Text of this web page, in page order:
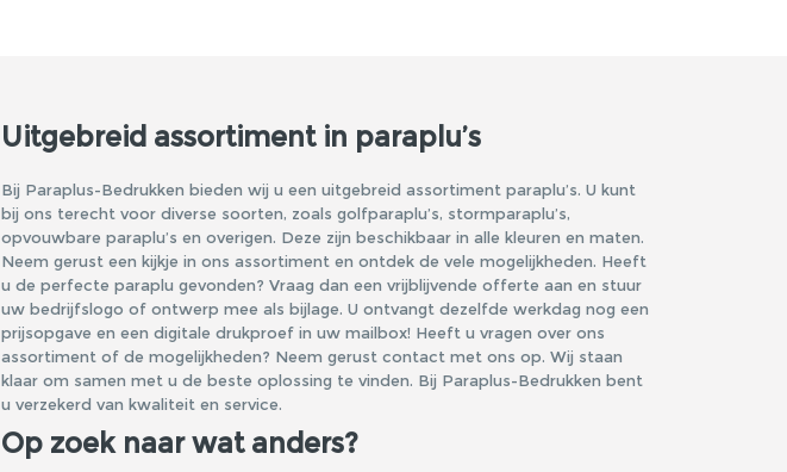
Uitgebreid assortiment in paraplu’s
Bij Paraplus-Bedrukken bieden wij u een uitgebreid assortiment paraplu’s. U kunt
bij ons terecht voor diverse soorten, zoals golfparaplu’s, stormparaplu’s,
opvouwbare paraplu’s en overigen. Deze zijn beschikbaar in alle kleuren en maten.
Neem gerust een kijkje in ons assortiment en ontdek de vele mogelijkheden. Heeft
u de perfecte paraplu gevonden? Vraag dan een vrijblijvende offerte aan en stuur
uw bedrijfslogo of ontwerp mee als bijlage. U ontvangt dezelfde werkdag nog een
prijsopgave en een digitale drukproef in uw mailbox! Heeft u vragen over ons
assortiment of de mogelijkheden? Neem gerust contact met ons op. Wij staan
klaar om samen met u de beste oplossing te vinden. Bij Paraplus-Bedrukken bent
u verzekerd van kwaliteit en service.
Op zoek naar wat anders?